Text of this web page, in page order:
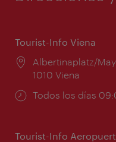
Tourist-Info Viena
Lugar:
Albertinaplatz/
1010 Viena
Horarios
Todos los días
Tourist-Info